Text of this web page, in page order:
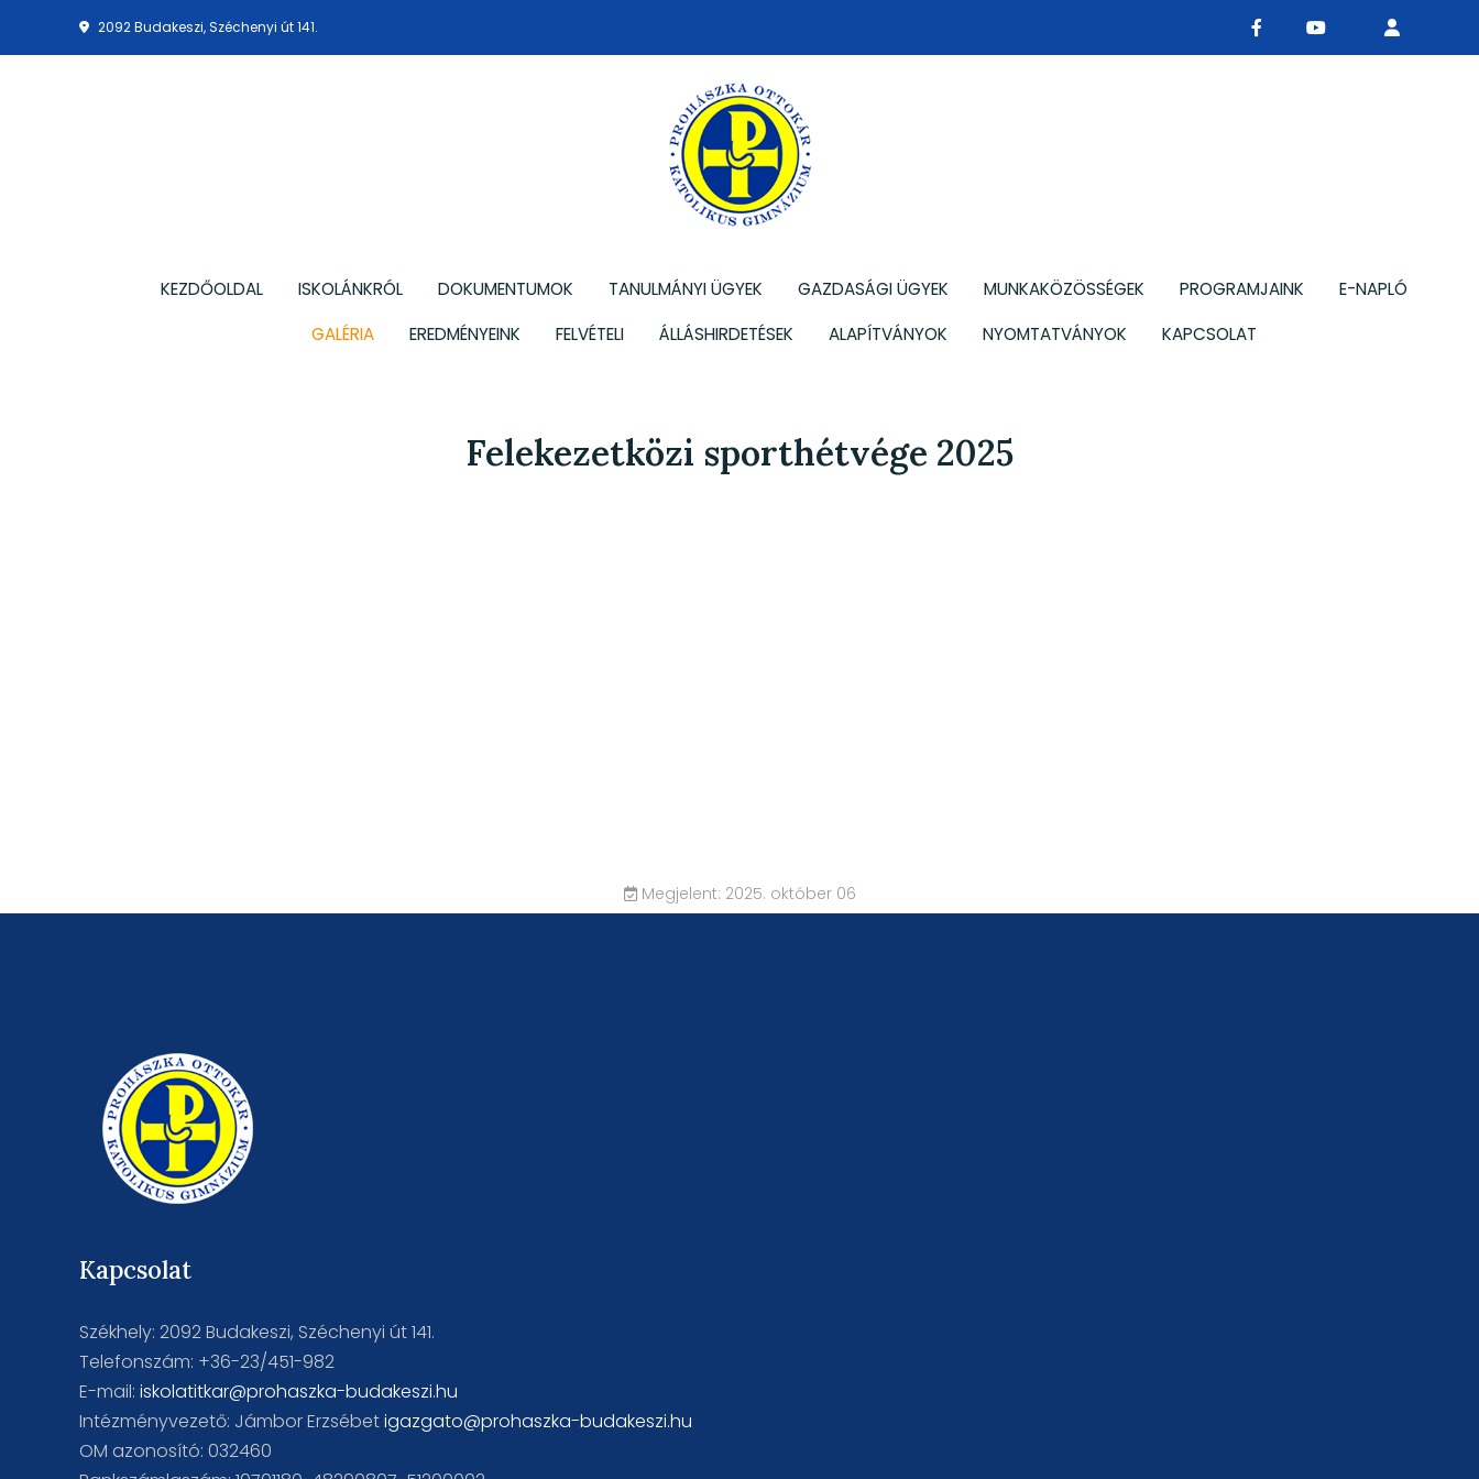
2092 Budakeszi, Széchenyi út 141.
KEZDŐOLDAL ISKOLÁNKRÓL DOKUMENTUMOK TANULMÁNYI ÜGYEK GAZDASÁGI ÜGYEK MUNKAKÖZÖSSÉGEK PROGRAMJAINK
E-NAPLÓ
GALÉRIA
EREDMÉNYEINK FELVÉTELI ÁLLÁSHIRDETÉSEK ALAPÍTVÁNYOK NYOMTATVÁNYOK KAPCSOLAT
Felekezetközi sporthétvége 2025
Megjelent: 2025. október 06
Kapcsolat
Székhely: 2092 Budakeszi, Széchenyi út 141.
Telefonszám: +36-23/451-982
E-mail: iskolatitkar@prohaszka-budakeszi.hu
Intézményvezető: Jámbor Erzsébetigazgato@prohaszka-budakeszi.hu
OM azonosító: 032460